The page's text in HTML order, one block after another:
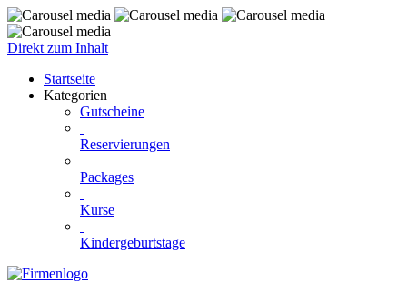
Direkt zum Inhalt
Startseite
Kategorien
Gutscheine
Reservierungen
Packages
Kurse
Kindergeburtstage